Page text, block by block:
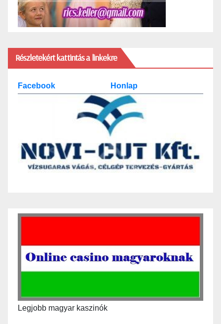
Részletekért kattintás a linkekre
Facebook Honlap
Legjobb magyar kaszinók